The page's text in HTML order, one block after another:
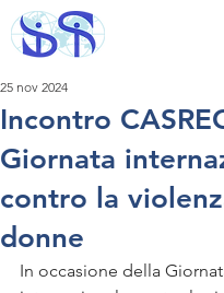
Incontro
Giornata
contro la
donne
25 nov 2024
In occasione della